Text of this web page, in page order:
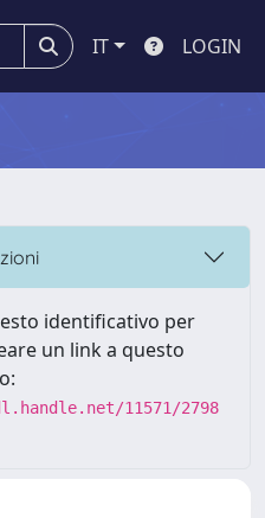
IT LOGIN
identificativo per
un link a questo
11571/2798